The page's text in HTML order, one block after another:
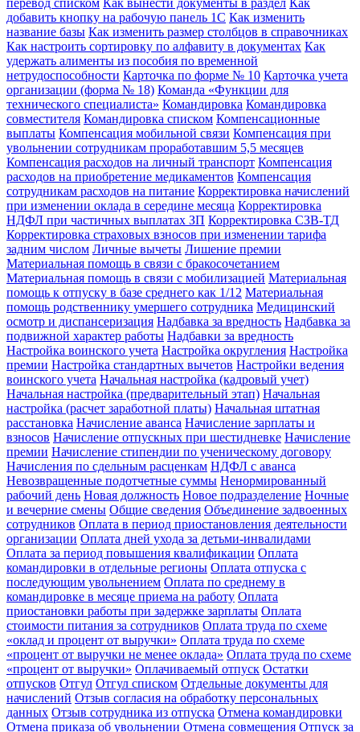
перевод списком Как вынести документы в раздел Как
добавить кнопку на рабочую панель 1С Как изменить
название базы Как изменить размер столбцов в справочниках
Как настроить сортировку по алфавиту в документах Как
удержать алименты из пособия по временной
нетрудоспособности Карточка по форме № 10 Карточка учета
организации (форма № 18) Команда «Функции для
технического специалиста» Командировка Командировка
совместителя Командировка списком Компенсационные
выплаты Компенсация мобильной связи Компенсация при
увольнении сотрудникам проработавшим 5,5 месяцев
Компенсация расходов на личный транспорт Компенсация
расходов на приобретение медикаментов Компенсация
сотрудникам расходов на питание Корректировка начислений
при изменении оклада в середине месяца Корректировка
НДФЛ при частичных выплатах ЗП Корректировка СЗВ-ТД
Корректировка страховых взносов при изменении тарифа
задним числом Личные вычеты Лишение премии
Материальная помощь в связи с бракосочетанием
Материальная помощь в связи с мобилизацией Материальная
помощь к отпуску в базе среднего как 1/12 Материальная
помощь родственнику умершего сотрудника Медицинский
осмотр и диспансеризация Надбавка за вредность Надбавка за
подвижной характер работы Надбавки за вредность
Настройка воинского учета Настройка округления Настройка
премии Настройка стандартных вычетов Настройки ведения
воинского учета Начальная настройка (кадровый учет)
Начальная настройка (предварительный этап) Начальная
настройка (расчет заработной платы) Начальная штатная
расстановка Начисление аванса Начисление зарплаты и
взносов Начисление отпускных при шестидневке Начисление
премии Начисление стипендии по ученическому договору
Начисления по сдельным расценкам НДФЛ с аванса
Невозвращенные подотчетные суммы Ненормированный
рабочий день Новая должность Новое подразделение Ночные
и вечерние смены Общие сведения Объединение задвоенных
сотрудников Оплата в период приостановления деятельности
организации Оплата дней ухода за детьми-инвалидами
Оплата за период повышения квалификации Оплата
командировки в отдельные регионы Оплата отпуска с
последующим увольнением Оплата по среднему в
командировке в месяце приема на работу Оплата
приостановки работы при задержке зарплаты Оплата
стоимости питания за сотрудников Оплата труда по схеме
«оклад и процент от выручки» Оплата труда по схеме
«процент от выручки не менее оклада» Оплата труда по схеме
«процент от выручки» Оплачиваемый отпуск Остатки
отпусков Отгул Отгул списком Отдельные документы для
начислений Отзыв согласия на обработку персональных
данных Отзыв сотрудника из отпуска Отмена командировки
Отмена приказа об увольнении Отмена совмещения Отпуск за